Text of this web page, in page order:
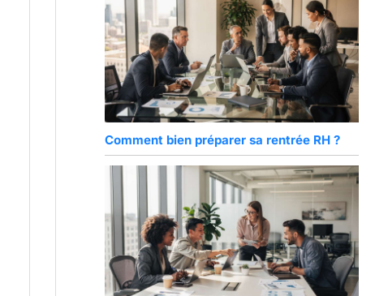
Comment bien préparer sa rentrée RH ?